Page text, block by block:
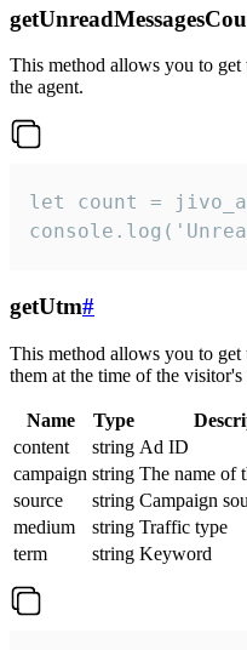
This method allows you to get
the agent.
let count =
getUtm#
This method allows you to
them at the time of the
Name Type
content
string Ad ID
campaign string The name of
source
string Campaign
medium
string Traffic type
term
string Keyword